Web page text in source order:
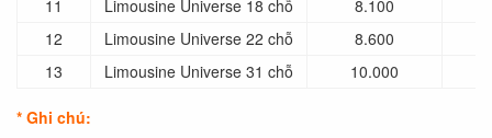
11 Limousine Universe 18 chỗ
8.100
12
Limousine Universe 22 chỗ
8.600
13
Limousine Universe 31 chỗ 10.000
* Ghi chú: